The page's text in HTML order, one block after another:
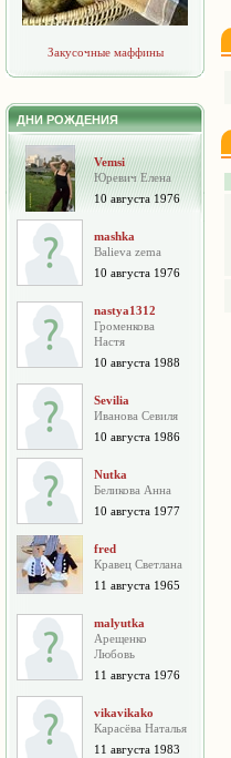
Закусочные маффины
ДНИ РОЖДЕНИЯ
Vemsi
Юревич Елена
10 августа 1976
mashka
Balieva zema
10 августа 1976
nastya1312
Громенкова
Настя
10 августа 1988
Sevilia
Иванова Севиля
10 августа 1986
Nutka
Беликова Анна
10 августа 1977
fred
Кравец Светлана
11 августа 1965
malyutka
Арещенко
Любовь
11 августа 1976
vikavikako
Карасёва Наталья
11 августа 1983